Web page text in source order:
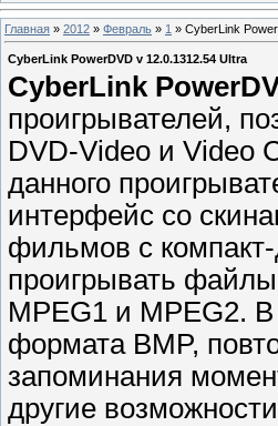
Главная » 2012 » Февраль » 1 » CyberLink
CyberLink PowerDVD v 12.0.1312.54 Ultra
CyberLink
проигрывателей,
DVD-Video и Video
данного
интерфейс со
фильмов с
проигрывать
MPEG1 и MPEG2.
формата BMP,
запоминания
другие